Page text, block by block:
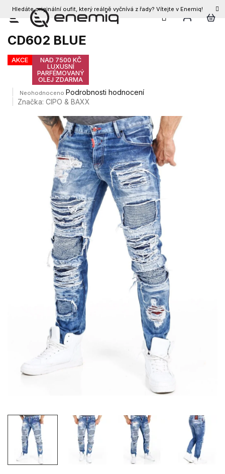
Přejít
obsah
Hledáte originální oufit, který reálně vyčnívá z řady? Vítejte v Enemiq!
CZK
Pánské džíny CIPO & BAXX
CD602 BLUE
AKCE
NAD 7500 KČ
LUXUSNÍ
PARFÉMOVANÝ
OLEJ ZDARMA
Průměrné
hodnocení
Neohodnoceno Podrobnosti hodnocení
Značka:CIPO & BAXX